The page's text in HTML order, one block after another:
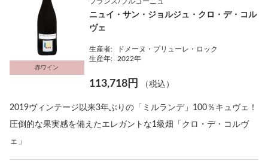
赤ワイン
ニュイ・サン・ジョルジュ・クロ・デ・コル
ヴェ
生産者:
ドメーヌ・プリューレ・ロック
生産年:
2022年
113,718円 （税込）
2019ヴィンテージ以来3年ぶりの「ミルランデ」100％キュヴェ！
圧倒的な果実感を備えたエレガントな1級畑「クロ・デ・コルヴ
ェ」